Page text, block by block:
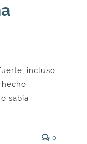
incluso
sabía
0